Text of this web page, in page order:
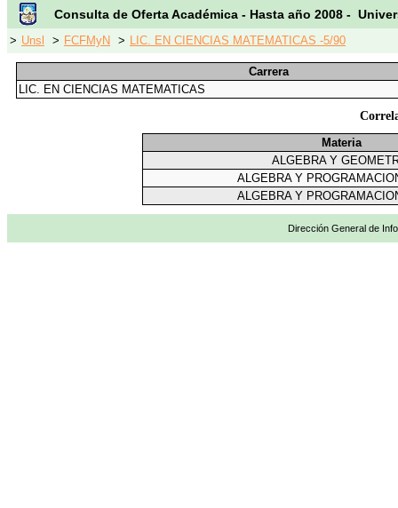
Consulta de Oferta Académica - Hasta año 2008 -
> Unsl > FCFMyN > LIC. EN CIENCIAS MATEMATICAS -5/90
Carrera
LIC. EN CIENCIAS MATEMATICAS
Materia
ALGEBRA Y
ALGEBRA Y
ALGEBRA Y
Dirección General de